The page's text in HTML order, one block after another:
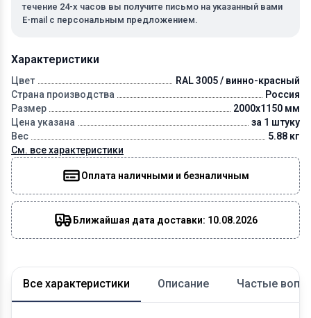
Характеристики
Цвет
RAL 3005 / винно-красный
Страна производства
Россия
Размер
2000х1150 мм
Цена указана
за 1 штуку
Вес
5.88 кг
См. все характеристики
Оплата наличными и безналичным
Ближайшая дата доставки: 10.08.2026
течение 24-х часов вы получите письмо на указанный вами
E-mail с персональным предложением.
Все характеристики Описание Частые